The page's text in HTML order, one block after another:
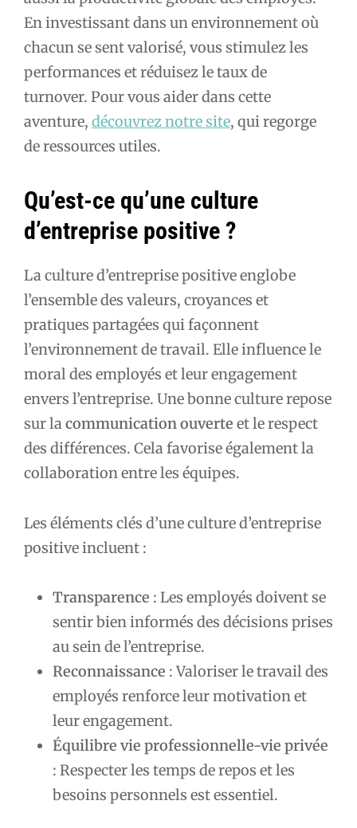
En investissant dans un environnement où
chacun se sent valorisé, vous stimulez les
performances et réduisez le taux de
turnover. Pour vous aider dans cette
aventure, découvrez notre site, qui regorge
de ressources utiles.
Qu’est-ce qu’une culture
d’entreprise positive ?
La culture d’entreprise positive englobe
l’ensemble des valeurs, croyances et
pratiques partagées qui façonnent
l’environnement de travail. Elle influence le
moral des employés et leur engagement
envers l’entreprise. Une bonne culture repose
sur lacommunication ouverte et le respect
des différences. Cela favorise également la
collaboration entre les équipes.
Les éléments clés d’une culture d’entreprise
positive incluent :
Transparence : Les employés doivent se
sentir bien informés des décisions prises
au sein de l’entreprise.
Reconnaissance : Valoriser le travail des
employés renforce leur motivation et
leur engagement.
Équilibre vie professionnelle-vie privée
: Respecter les temps de repos et les
besoins personnels est essentiel.